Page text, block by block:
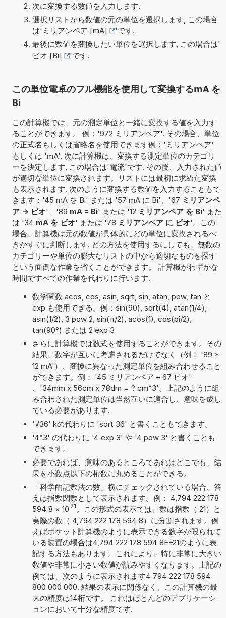
次に変換する数値を入力します.
選択リストから数値の元の単位を選択します, この場合
は' ミリアンペア [mA]
'です.
最後に数値を変換したい単位を選択します, この場合は'
ビオ [Bi]
'です.
この単位電卓のフル機能を使用して変換するmA を
Bi
この計算機では、元の測定単位と一緒に変換する値を入力す
ることができます。 例：'972 ミリアンペア'. その場合、単位
の正式名もしくは省略名を使用できます例：'ミリアンペア'
もしくは 'mA'. 次に計算機は、変換する測定単位のカテゴリ
ーを決定します, この場合は'電流'です. その後、入力された値
が適切な単位に変換されます。リストには最初に求めた変換
も表示されます. 次のように変換する数値を入力することもで
きます：'45 mA を Bi' または '57 mA に Bi'、'67 ミリアンペ
ア -> ビオ'、'89 mA = Bi' または '12 ミリアンペア を Bi' また
は '34 mA を ビオ' または '78 ミリアンペア に ビオ'。この
場合、計算機は元の数値が具体的にどの単位に変換されるべ
きかすぐに判断します. どの方法を使用するにしても、無数の
カテゴリーや単位の膨大なリストの中から適切なものを探す
という面倒な作業を省くことができます。 計算機がわずかな
時間ですべての作業を代わりに行います.
数学関数 acos, cos, asin, sqrt, sin, atan, pow, tan と
exp も使用できる。例：sin(90), sqrt(4), atan(1/4),
asin(1/2), 3 pow 2, sin(π/2), acos(1), cos(pi/2),
tan(90°) または 2 exp 3
さらに計算機では数式を使用することができます。その
結果、数字が互いに考慮されるだけでなく（例： '89 *
12 mA'）、変換に異なった測定単位を組み合わせること
ができます。例： '45 ミリアンペア + 67 ビオ'
、'34mm x 56cm x 78dm = ? cm^3'。上記のように組
み合わされた測定単位は当然互いに適合し、意味を成し
ている必要があります.
'√36' kの代わりに 'sqrt 36' と書くこともできます。
'4^3' の代わりに '4 exp 3' や '4 pow 3' と書くことも
できます。
必要であれば、意味のあるところであればどこでも、結
果を小数点以下の桁数に丸めることができる。
「科学的記数法の数」横にチェックされている場合、答
えは指数関数として表示されます。例： 4,794 222 178
594 8 × 10 21 。この形式の表示では、数は指数（ 21）と
実際の数（ 4,794 222 178 594 8）に分割されます。例
えばポケット計算機のように表示できる数字が限られて
いる装置の場合は4,794 222 178 594 8E+21のように表
記する方法もあります。これにより、特に非常に大きい
数値や非常に小さい数値が読みやすくなります。上記の
例では、次のように表示されます4 794 222 178 594
800 000 000. 結果の表示に関係なく、この計算機の最
大の精度は14桁です。 これはほとんどのアプリケーシ
ョンにおいて十分な精度です.